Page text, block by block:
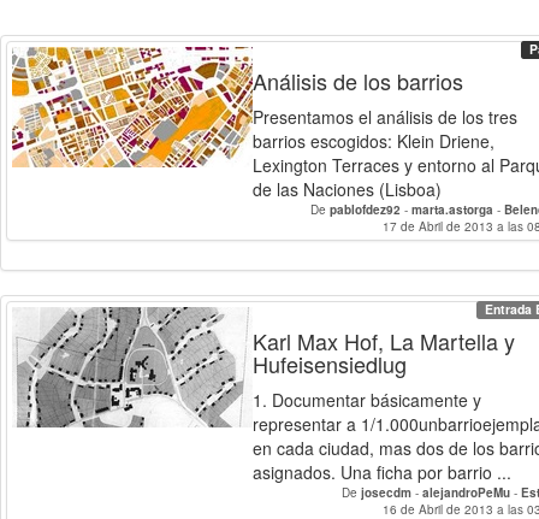
Análisis de los barrios
Presentamos el análisis de los tres
barrios escogidos: Klein Driene,
Lexington Terraces y entorno al
de las Naciones (Lisboa)
De pablofdez92 - marta.astorga -
17 de Abril de 2013 a las
Entrada
Karl Max Hof, La Martella y
Hufeisensiedlug
1. Documentar básicamente y
representar a 1/
en cada ciudad, mas dos de los
asignados. Una ficha por barrio ...
De josecdm - alejandroPeMu -
16 de Abril de 2013 a las